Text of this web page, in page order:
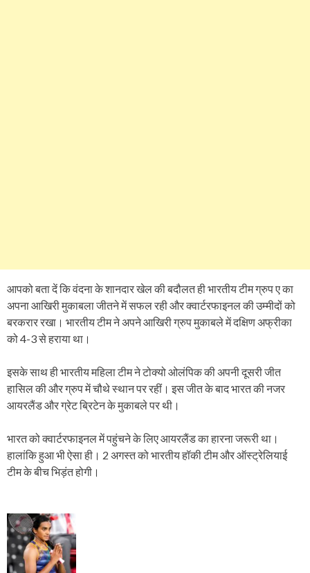
आपको बता दें कि वंदना के शानदार खेल की बदौलत ही भारतीय टीम ग्रुप ए का
अपना आखिरी मुकाबला जीतने में सफल रही और क्वार्टरफाइनल की उम्मीदों को
बरकरार रखा। भारतीय टीम ने अपने आखिरी ग्रुप मुकाबले में दक्षिण अफ्रीका
को 4-3 से हराया था।
इसके साथ ही भारतीय महिला टीम ने टोक्यो ओलंपिक की अपनी दूसरी जीत
हासिल की और ग्रुप में चौथे स्थान पर रहीं। इस जीत के बाद भारत की नजर
आयरलैंड और ग्रेट ब्रिटेन के मुकाबले पर थी।
भारत को क्वार्टरफाइनल में पहुंचने के लिए आयरलैंड का हारना जरूरी था।
हालांकि हुआ भी ऐसा ही। 2 अगस्त को भारतीय हॉकी टीम और ऑस्ट्रेलियाई
टीम के बीच भिड़ंत होगी।
P
o